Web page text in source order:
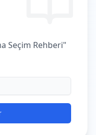
Seçim Rehberi"